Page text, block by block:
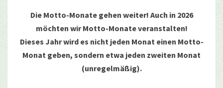
Die Motto-Monate gehen weiter! Auch in 2026
möchten wir Motto-Monate veranstalten!
Dieses Jahr wird es nicht jeden Monat einen Motto-
Monat geben, sondern etwa jeden zweiten Monat
(unregelmäßig).